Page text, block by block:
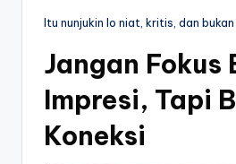
Itu nunjukin lo niat, kritis, dan
Jangan Fokus
Impresi, Tapi
Koneksi